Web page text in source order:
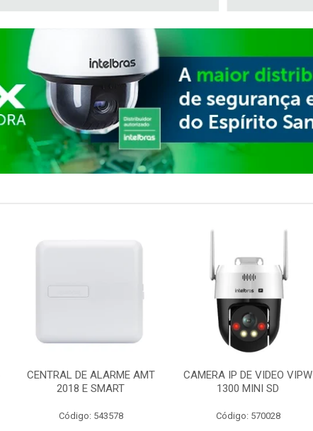
CENTRAL DE ALARME AMT
2018 E SMART
Código: 543578
CAMERA IP DE VIDEO VIPW
1300 MINI SD
Código: 570028